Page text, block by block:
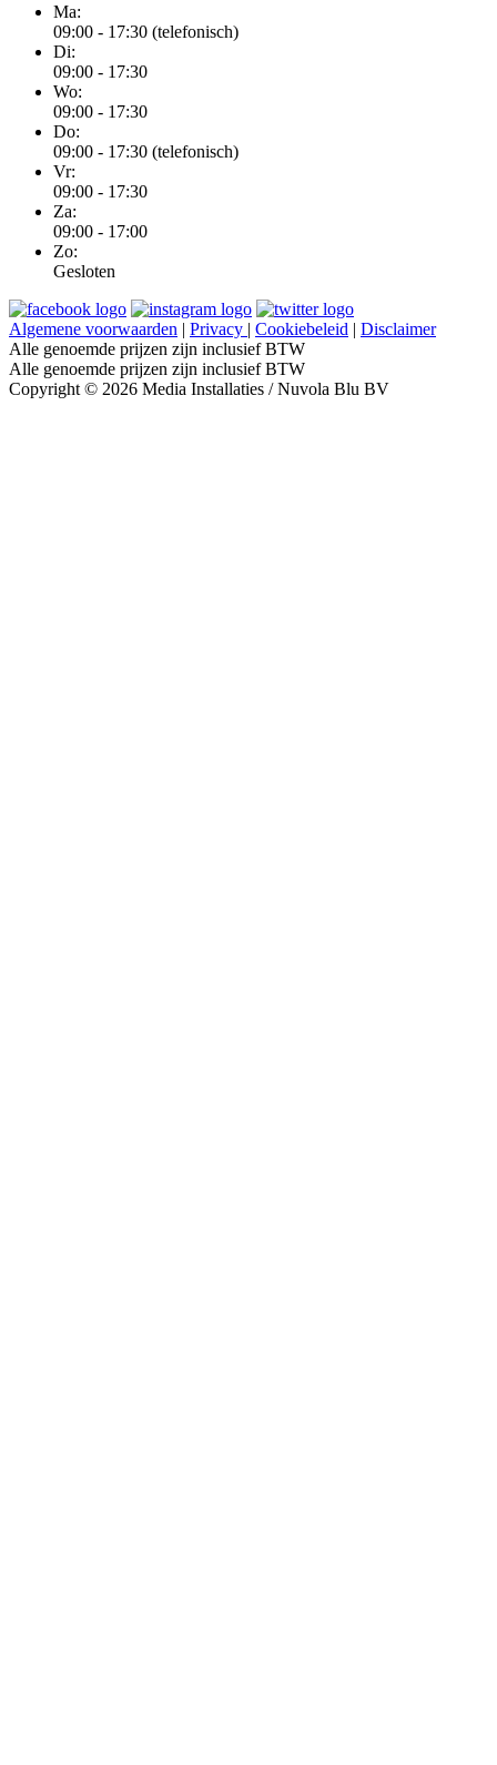
Ma:
09:00 - 17:30 (telefonisch)
Di:
09:00 - 17:30
Wo:
09:00 - 17:30
Do:
09:00 - 17:30 (telefonisch)
Vr:
09:00 - 17:30
Za:
09:00 - 17:00
Zo:
Gesloten
Algemene voorwaarden | Privacy | Cookiebeleid | Disclaimer
Alle genoemde prijzen zijn inclusief BTW
Alle genoemde prijzen zijn inclusief BTW
Copyright © 2026 Media Installaties / Nuvola Blu BV